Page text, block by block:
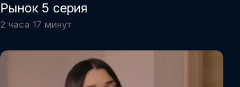
Рынок 5 серия
2 часа 17 минут